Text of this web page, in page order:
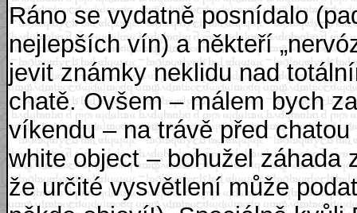
Ráno se vydatně posnídalo
nejlepších vín) a někteří
jevit známky neklidu nad
chatě. Ovšem – málem bych
víkendu – na trávě před
white object – bohužel záhada
že určité vysvětlení může